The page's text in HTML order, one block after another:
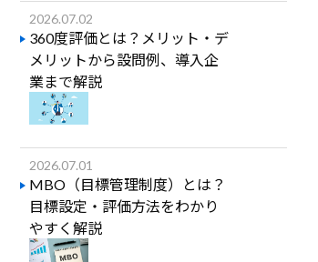
2026.07.02
360度評価とは？メリット・デ
メリットから設問例、導入企
業まで解説
2026.07.01
MBO（目標管理制度）とは？
目標設定・評価方法をわかり
やすく解説